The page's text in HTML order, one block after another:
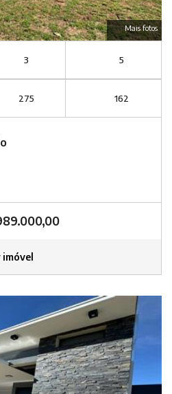
Mais fotos
3 5
275 162
imóvel